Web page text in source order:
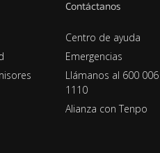
Contáctanos
Centro de ayuda
Emergencias
Llámanos al 600 006
1110
Alianza con Tenpo